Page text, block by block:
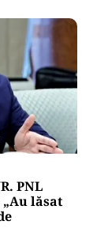
PNL
lăsat